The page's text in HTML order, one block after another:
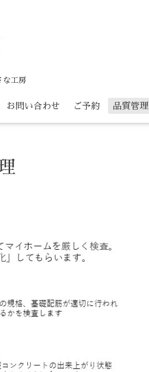
な工房
お問い合わせ ご予約 品質管理